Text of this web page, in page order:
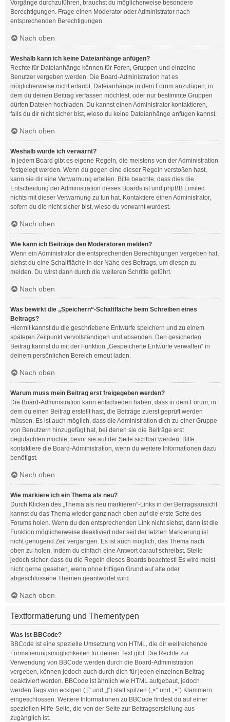
Vorgänge durchzuführen, brauchst du möglicherweise besondere
Berechtigungen. Frage einen Moderator oder Administrator nach
entsprechenden Berechtigungen.
Nach oben
Weshalb kann ich keine Dateianhänge anfügen?
Rechte für Dateianhänge können für Foren, Gruppen und einzelne
Benutzer vergeben werden. Die Board-Administration hat es
möglicherweise nicht erlaubt, Dateianhänge in dem Forum anzufügen, in
dem du deinen Beitrag verfassen möchtest, oder nur bestimmte Gruppen
dürfen Dateien hochladen. Du kannst einen Administrator kontaktieren,
falls du dir nicht sicher bist, wieso du keine Dateianhänge anfügen kannst.
Nach oben
Weshalb wurde ich verwarnt?
In jedem Board gibt es eigene Regeln, die meistens von der Administration
festgelegt werden. Wenn du gegen eine dieser Regeln verstoßen hast,
kann sie dir eine Verwarnung erteilen. Bitte beachte, dass dies die
Entscheidung der Administration dieses Boards ist und phpBB Limited
nichts mit dieser Verwarnung zu tun hat. Kontaktiere einen Administrator,
sofern du die nicht sicher bist, wieso du verwarnt wurdest.
Nach oben
Wie kann ich Beiträge den Moderatoren melden?
Wenn ein Administrator die entsprechenden Berechtigungen vergeben hat,
siehst du eine Schaltfläche in der Nähe des Beitrags, um diesen zu
melden. Du wirst dann durch die weiteren Schritte geführt.
Nach oben
Was bewirkt die „Speichern“-Schaltfläche beim Schreiben eines
Beitrags?
Hiermit kannst du die geschriebene Entwürfe speichern und zu einem
späteren Zeitpunkt vervollständigen und absenden. Den gesicherten
Beitrag kannst du mit der Funktion „Gespeicherte Entwürfe verwalten“ in
deinem persönlichen Bereich erneut laden.
Nach oben
Warum muss mein Beitrag erst freigegeben werden?
Die Board-Administration kann entschieden haben, dass in dem Forum, in
dem du einen Beitrag erstellt hast, die Beiträge zuerst geprüft werden
müssen. Es ist auch möglich, dass die Administration dich zu einer Gruppe
von Benutzern hinzugefügt hat, bei denen sie die Beiträge erst
begutachten möchte, bevor sie auf der Seite sichtbar werden. Bitte
kontaktiere die Board-Administration, wenn du weitere Informationen dazu
benötigst.
Nach oben
Wie markiere ich ein Thema als neu?
Durch Klicken des „Thema als neu markieren“-Links in der Beitragsansicht
kannst du das Thema wieder ganz nach oben auf die erste Seite des
Forums holen. Wenn du den entsprechenden Link nicht siehst, dann ist die
Funktion möglicherweise deaktiviert oder seit der letzten Markierung ist
nicht genügend Zeit vergangen. Es ist auch möglich, das Thema nach
oben zu holen, indem du einfach eine Antwort darauf schreibst. Stelle
jedoch sicher, dass du die Regeln dieses Boards beachtest! Es wird meist
nicht gerne gesehen, wenn ohne triftigen Grund auf alte oder
abgeschlossene Themen geantwortet wird.
Nach oben
Textformatierung und Thementypen
Was ist BBCode?
BBCode ist eine spezielle Umsetzung von HTML, die dir weitreichende
Formatierungsmöglichkeiten für deinen Text gibt. Die Rechte zur
Verwendung von BBCode werden durch die Board-Administration
vergeben, können jedoch auch durch dich für jeden einzelnen Beitrag
deaktiviert werden. BBCode ist ähnlich wie HTML aufgebaut, jedoch
werden Tags von eckigen („[“ und „]“) statt spitzen („<“ und „>“) Klammern
eingeschlossen. Weitere Informationen zu BBCode findest du auf einer
speziellen Hilfe-Seite, die von der Seite zur Beitragserstellung aus
zugänglich ist.